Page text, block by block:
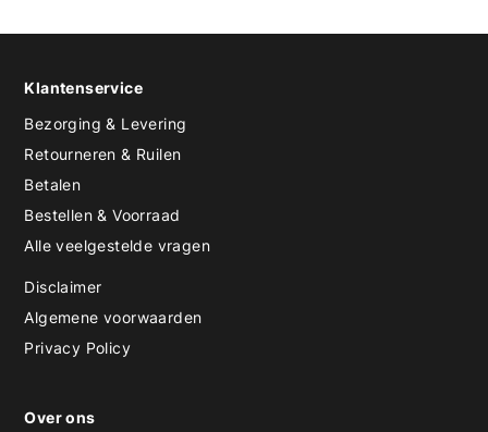
Klantenservice
Bezorging & Levering
Retourneren & Ruilen
Betalen
Bestellen & Voorraad
Alle veelgestelde vragen
Disclaimer
Algemene voorwaarden
Privacy Policy
Over ons